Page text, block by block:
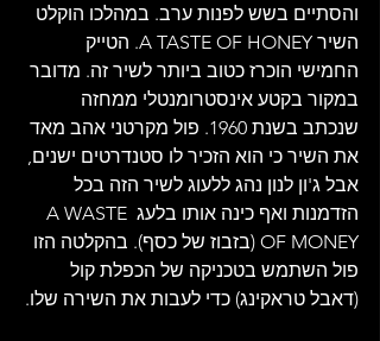
והסתיים בשש לפנות ערב. במהלכו הוקלט
השיר A TASTE OF HONEY. הטייק
החמישי הוכרז כטוב ביותר לשיר זה. מדובר
במקור בקטע אינסטרומנטלי ממחזה
שנכתב בשנת 1960. פול מקרטני אהב מאד
את השיר כי הוא הזכיר לו סטנדרטים ישנים,
אבל ג'ון לנון נהג ללעוג לשיר הזה בכל
הזדמנות ואף כינה אותו בלעג A WASTE
OF MONEY (בזבוז של כסף). בהקלטה הזו
פול השתמש בטכניקה של הכפלת קול
(דאבל טראקינג) כדי לעבות את השירה שלו.